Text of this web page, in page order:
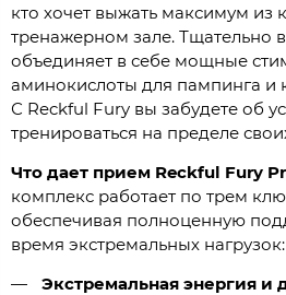
кто хочет выжать максимум из
тренажерном зале. Тщательно
объединяет в себе мощные
аминокислоты для пампинга и
С Reckful Fury вы забудете об
тренироваться на пределе
Что дает прием Reckful Fury
комплекс работает по трем
обеспечивая полноценную
время экстремальных нагрузок:
Экстремальная энергия и